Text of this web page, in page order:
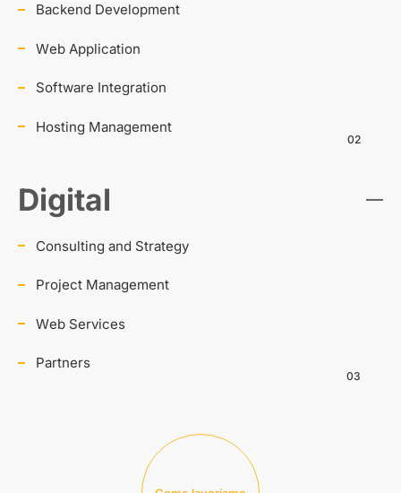
Backend Development
Web Application
Software Integration
Hosting Management
02
Digital
Consulting and Strategy
Project Management
Web Services
Partners
03